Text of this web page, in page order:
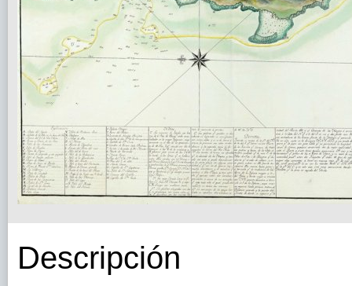
Descripción